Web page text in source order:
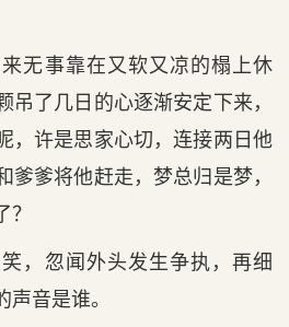
无事靠在又软又凉的榻上休
了几日的心逐渐安定下来，
，许是思家心切，连接两日他
爹将他赶走，梦总归是梦，
，忽闻外头发生争执，再细
音是谁。